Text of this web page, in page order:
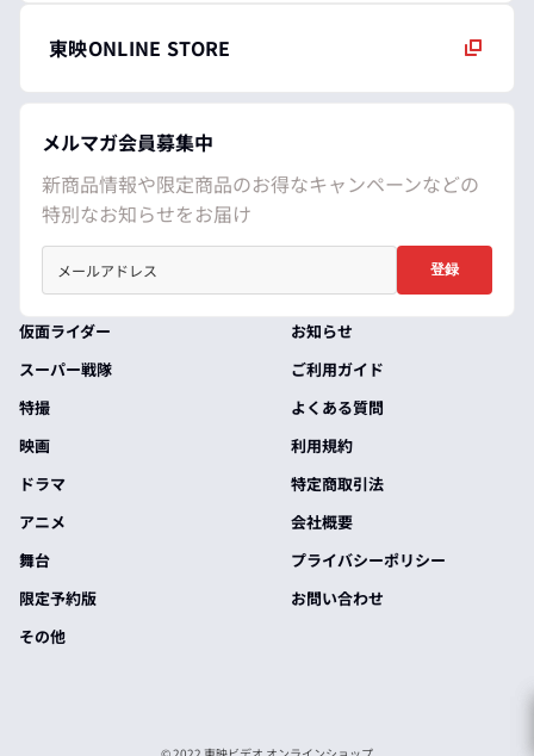
東映ONLINE STORE
メルマガ会員募集中
新商品情報や限定商品のお得なキャンペーンなどの
特別なお知らせをお届け
登録
仮面ライダー
スーパー戦隊
特撮
映画
ドラマ
アニメ
舞台
限定予約版
その他
お知らせ
ご利用ガイド
よくある質問
利用規約
特定商取引法
会社概要
プライバシーポリシー
お問い合わせ